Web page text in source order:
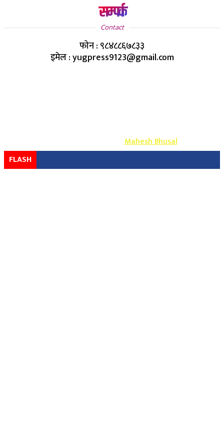
सम्पर्क
Contact
फोन : ९८४८८६७८३३
इमेल : yugpress9123@gmail.com
Design & Develop By-Mahesh Bhusal
FLASH